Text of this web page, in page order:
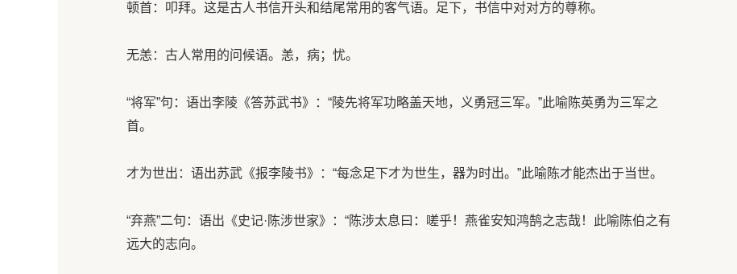
顿首：叩拜。这是古人书信开头和结尾常用的客气语。足下，书信中对对方的尊称。
无恙：古人常用的问候语。恙，病；忧。
“将军”句：语出李陵《答苏武书》：“陵先将军功略盖天地，义勇冠三军。”此喻陈英勇为三军之
首。
才为世出：语出苏武《报李陵书》：“每念足下才为世生，器为时出。”此喻陈才能杰出于当世。
“弃燕”二句：语出《史记·陈涉世家》：“陈涉太息曰：嗟乎！燕雀安知鸿鹄之志哉！此喻陈伯之有
远大的志向。